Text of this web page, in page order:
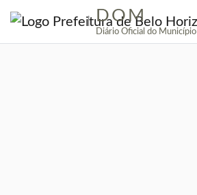
| DOM
Diário Oficial do Município